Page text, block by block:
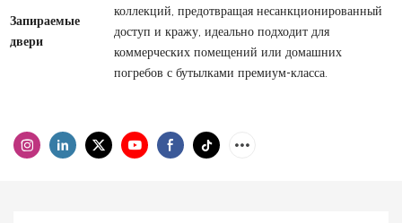
Запираемые
двери
коллекций, предотвращая несанкционированный
доступ и кражу, идеально подходит для
коммерческих помещений или домашних
погребов с бутылками премиум-класса.